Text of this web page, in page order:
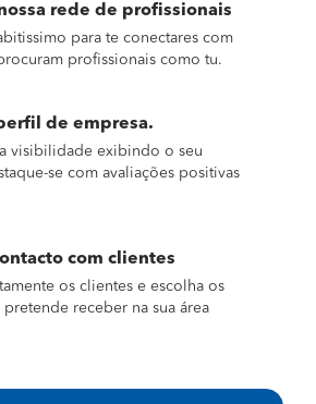
rede de profissionais
para te conectares com
profissionais como tu.
de empresa.
visibilidade exibindo o seu
se com avaliações positivas
com clientes
os clientes e escolha os
receber na sua área